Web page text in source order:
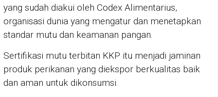
yang sudah diakui oleh Codex Alimentarius,
organisasi dunia yang mengatur dan menetapkan
standar mutu dan keamanan pangan.
Sertifikasi mutu terbitan KKP itu menjadi jaminan
produk perikanan yang diekspor berkualitas baik
dan aman untuk dikonsumsi.